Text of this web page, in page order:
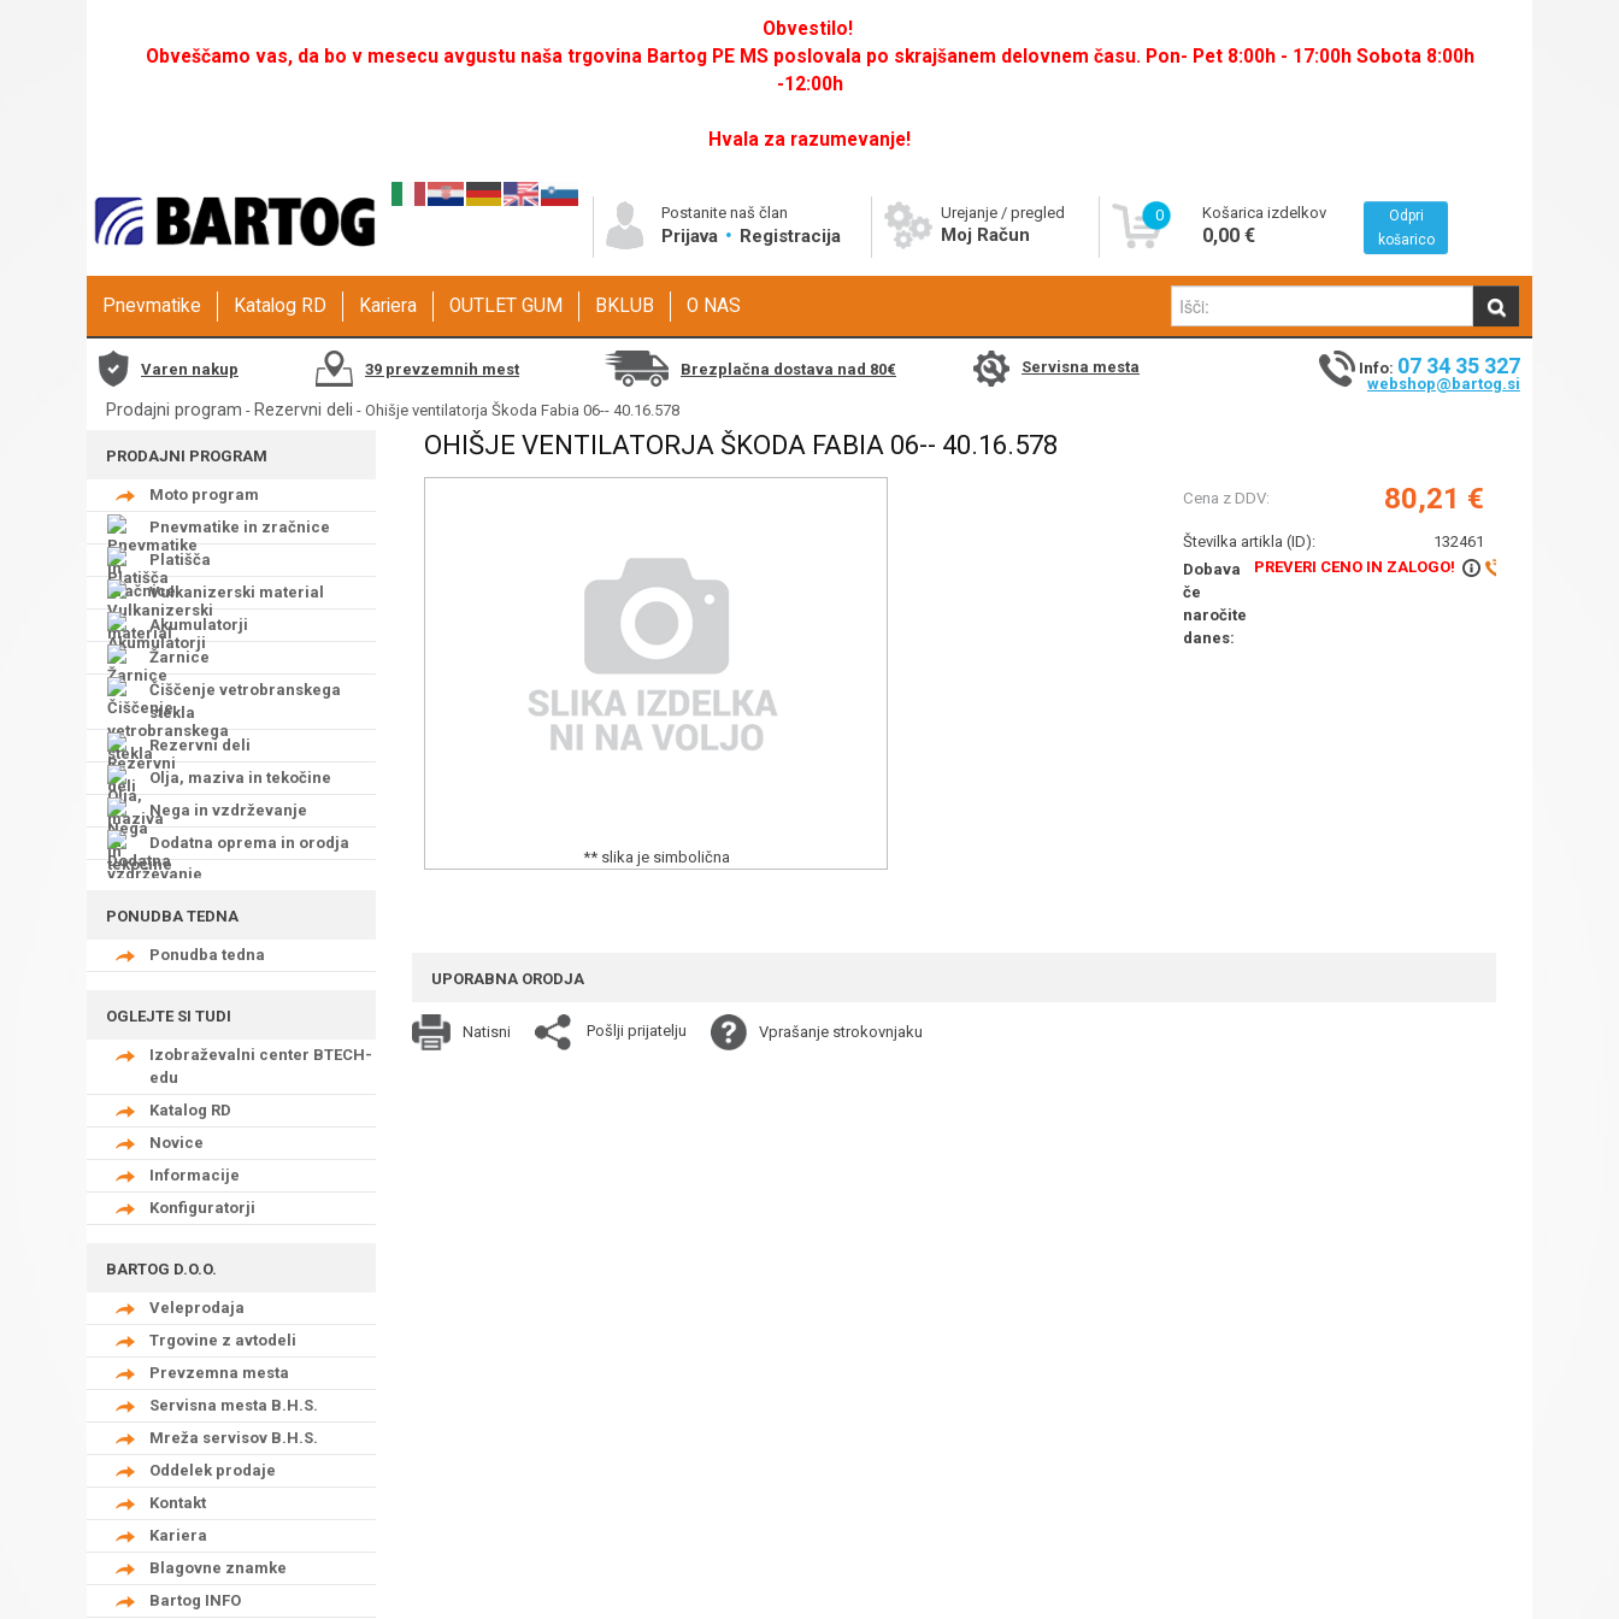
Obvestilo!
Obveščamo vas, da bo v mesecu avgustu naša trgovina Bartog PE MS poslovala po skrajšanem delovnem času. Pon- Pet 8:00h - 17:00h Sobota 8:00h
-12:00h
Hvala za razumevanje!
Postanite naš član
Prijava Registracija
Urejanje / pregled
Moj Račun
0 Košarica izdelkov
0,00 €
Odpri
košarico
Pnevmatike Katalog RD Kariera OUTLET GUM BKLUB O NAS
Varen nakup 39 prevzemnih mest Brezplačna dostava nad 80€ Servisna mesta Info: 07 34 35 327
webshop@bartog.si
Prodajni program - Rezervni deli - Ohišje ventilatorja Škoda Fabia 06-- 40.16.578
PRODAJNI PROGRAM
Moto program
Pnevmatike in zračnice
Platišča
Vulkanizerski material
Akumulatorji
Žarnice
Čiščenje vetrobranskega
stekla
Rezervni deli
Olja, maziva in tekočine
Nega in vzdrževanje
Dodatna oprema in orodja
PONUDBA TEDNA
Ponudba tedna
OGLEJTE SI TUDI
Izobraževalni center BTECH-
edu
Katalog RD
Novice
Informacije
Konfiguratorji
BARTOG D.O.O.
Veleprodaja
Trgovine z avtodeli
Prevzemna mesta
Servisna mesta B.H.S.
Mreža servisov B.H.S.
Oddelek prodaje
Kontakt
Kariera
Blagovne znamke
Bartog INFO
OHIŠJE VENTILATORJA ŠKODA FABIA 06-- 40.16.578
** slika je simbolična
Cena z DDV: 80,21 €
Številka artikla (ID):
132461
Dobava
če
naročite
danes:
PREVERI CENO IN ZALOGO!
UPORABNA ORODJA
Natisni Pošlji prijatelju Vprašanje strokovnjaku